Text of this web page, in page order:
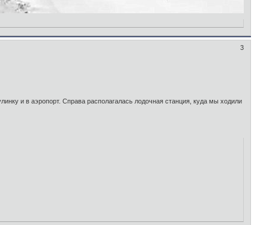
3
и в аэропорт. Справа располагалась лодочная станция, куда мы ходили